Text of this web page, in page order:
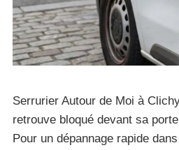
Serrurier Autour de Moi à
retrouve bloqué devant sa
Pour un dépannage rapide